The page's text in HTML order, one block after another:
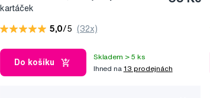
kartáček
5,0/5 (32x)
Do košíku
Skladem > 5 ks
Ihned na 13 prodejnách